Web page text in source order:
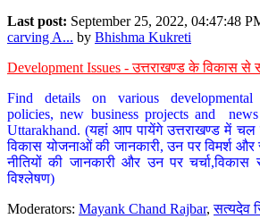
Last post: September 25, 2022, 04:47:48
carving A... by Bhishma Kukreti
Development Issues - उत्तराखण्ड के विकास से
Find details on various developmental
policies, new business projects and
Uttarakhand. (यहां आप पायेंगे उत्तराखण्ड में चल
विकास योजनाओं की जानकारी, उन पर विमर्श
नीतियों की जानकारी और उन पर
विश्लेषण)
Moderators: Mayank Chand Rajbar,सत्यदेव